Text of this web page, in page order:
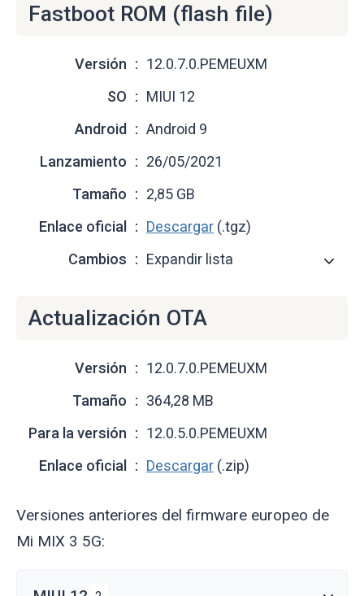
Fastboot ROM (flash file)
Versión
12.0.7.0.PEMEUXM
SO
MIUI 12
Android
Android 9
Lanzamiento
26/05/2021
Tamaño
2,85 GB
Enlace oficial
Descargar (.tgz)
Cambios
Expandir lista
Actualización OTA
Versión
12.0.7.0.PEMEUXM
Tamaño
364,28 MB
Para la versión
12.0.5.0.PEMEUXM
Enlace oficial
Descargar (.zip)
Versiones anteriores del firmware europeo de
Mi MIX 3 5G: